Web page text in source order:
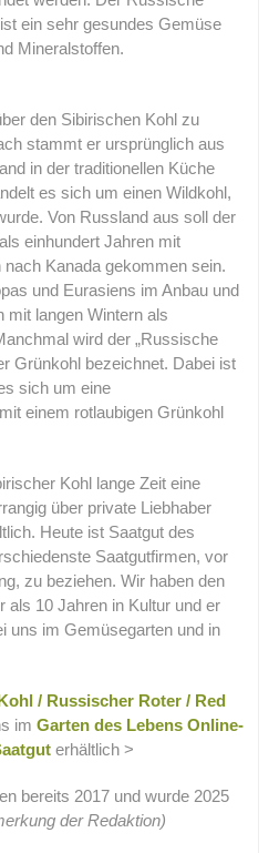
ein sehr gesundes Gemüse
Mineralstoffen.
den Sibirischen Kohl zu
stammt er ursprünglich aus
in der traditionellen Küche
es sich um einen Wildkohl,
Von Russland aus soll der
einhundert Jahren mit
Kanada gekommen sein.
und Eurasiens im Anbau und
mit langen Wintern als
wird der „Russische
Grünkohl bezeichnet. Dabei ist
sich um eine
einem rotlaubigen Grünkohl
Kohl lange Zeit eine
über private Liebhaber
Heute ist Saatgut des
Saatgutfirmen, vor
zu beziehen. Wir haben den
als 10 Jahren in Kultur und er
uns im Gemüsegarten und in
/ Russischer Roter / Red
im Garten des Lebens Online-
erhältlich >
bereits 2017 und wurde 2025
der Redaktion)